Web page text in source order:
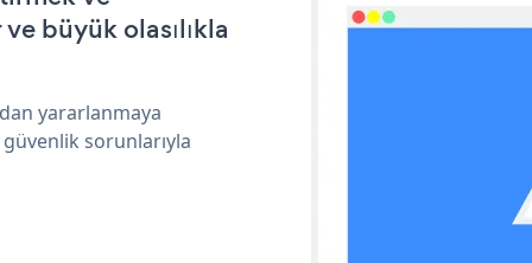
büyük olasılıkla
yararlanmaya
sorunlarıyla